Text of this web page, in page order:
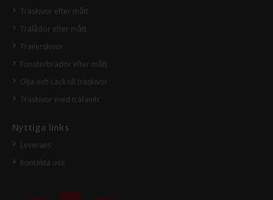
Träskivor efter mått
Trälådor efter mått
Trailerskivor
Fönsterbrädor efter mått
Olja och Lack till träskivor
Träskivor med träfanér
Nyttiga links
Leverans
Kontakta oss